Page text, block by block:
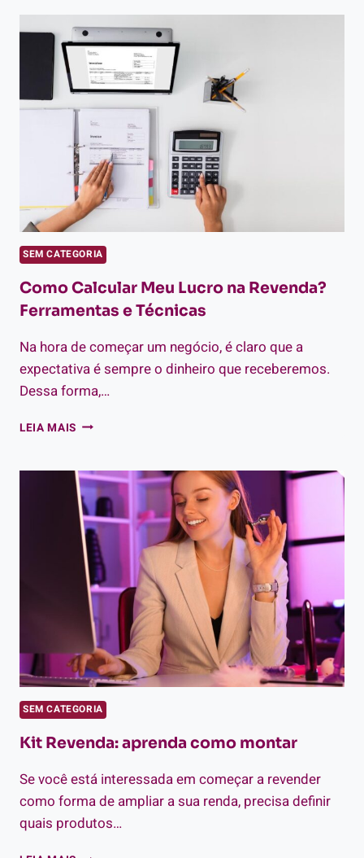
PRATA
PARA
REVENDER
SEM CATEGORIA
Como Calcular Meu Lucro na Revenda?
Ferramentas e Técnicas
Na hora de começar um negócio, é claro que a
expectativa é sempre o dinheiro que receberemos.
Dessa forma,…
LEIA MAIS COMO
LUCRO
NA
REVENDA?
FERRAMENTAS
E
TÉCNICAS
SEM CATEGORIA
Kit Revenda: aprenda como montar
Se você está interessada em começar a revender
como forma de ampliar a sua renda, precisa definir
quais produtos…